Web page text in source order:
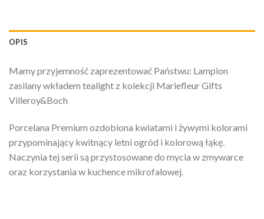
OPIS
Mamy przyjemność zaprezentować Państwu: Lampion
zasilany wkładem tealight z kolekcji Mariefleur Gifts
Villeroy&Boch
Porcelana Premium ozdobiona kwiatami i żywymi kolorami
przypominający kwitnący letni ogród i kolorową łąkę.
Naczynia tej serii są przystosowane do mycia w zmywarce
oraz korzystania w kuchence mikrofalowej.